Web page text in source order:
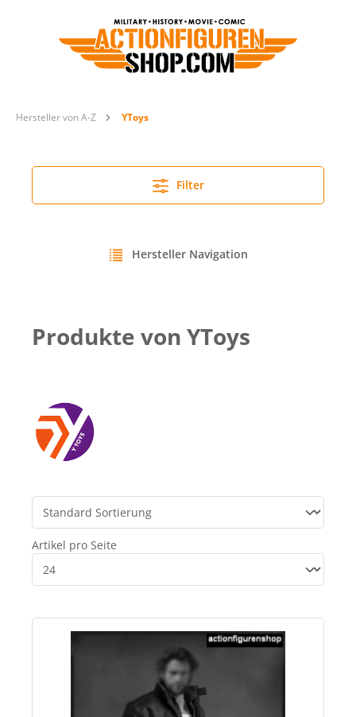
Hersteller von A-Z YToys
Filter
Hersteller Navigation
Produkte von YToys
Artikel pro Seite